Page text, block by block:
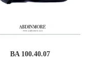
BA 100.40.07